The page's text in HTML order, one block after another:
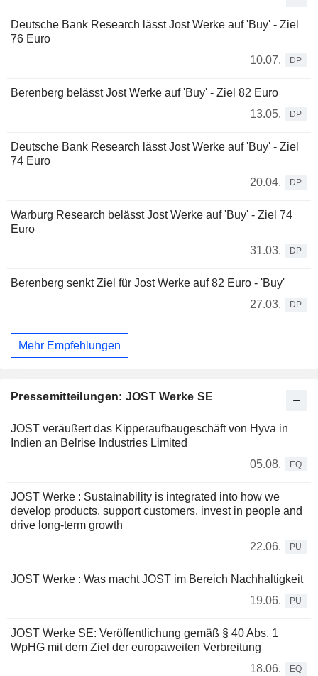
Deutsche Bank Research lässt Jost Werke auf 'Buy' - Ziel
76 Euro
10.07.
DP
Berenberg belässt Jost Werke auf 'Buy' - Ziel 82 Euro
13.05.
DP
Deutsche Bank Research lässt Jost Werke auf 'Buy' - Ziel
74 Euro
20.04.
DP
Warburg Research belässt Jost Werke auf 'Buy' - Ziel 74
Euro
31.03.
DP
Berenberg senkt Ziel für Jost Werke auf 82 Euro - 'Buy'
27.03.
DP
Mehr Empfehlungen
Pressemitteilungen: JOST Werke SE
JOST veräußert das Kipperaufbaugeschäft von Hyva in
Indien an Belrise Industries Limited
05.08.
EQ
JOST Werke : Sustainability is integrated into how we
develop products, support customers, invest in people and
drive long-term growth
22.06.
PU
JOST Werke : Was macht JOST im Bereich Nachhaltigkeit
19.06.
PU
JOST Werke SE: Veröffentlichung gemäß § 40 Abs. 1
WpHG mit dem Ziel der europaweiten Verbreitung
18.06.
EQ